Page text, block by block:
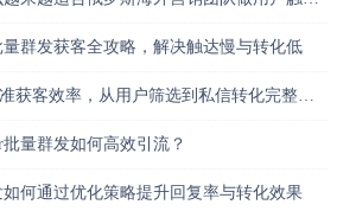
量群发获客全攻略，解决触达慢与转化低
客效率，从用户筛选到私信转化完整解析
量群发如何高效引流？
何通过优化策略提升回复率与转化效果